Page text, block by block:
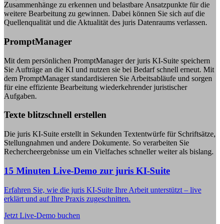
Zusammenhänge zu erkennen und belastbare Ansatzpunkte für die
weitere Bearbeitung zu gewinnen. Dabei können Sie sich auf die
Quellenqualität und die Aktualität des juris Datenraums verlassen.
PromptManager
Mit dem persönlichen PromptManager der juris KI-Suite speichern
Sie Aufträge an die KI und nutzen sie bei Bedarf schnell erneut. Mit
dem PromptManager standardisieren Sie Arbeitsabläufe und sorgen
für eine effiziente Bearbeitung wiederkehrender juristischer
Aufgaben.
Texte blitzschnell erstellen
Die juris KI-Suite erstellt in Sekunden Textentwürfe für Schriftsätze,
Stellungnahmen und andere Dokumente. So verarbeiten Sie
Rechercheergebnisse um ein Vielfaches schneller weiter als bislang.
15 Minuten Live-Demo zur juris KI-Suite
Erfahren Sie, wie die juris KI-Suite Ihre Arbeit unterstützt – live
erklärt und auf Ihre Praxis zugeschnitten.
Jetzt Live-Demo buchen